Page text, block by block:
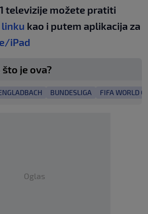
televizije možete pratiti
kao i putem aplikacija za
iPad
je ova?
BUNDESLIGA FIFA WORLD
Oglas